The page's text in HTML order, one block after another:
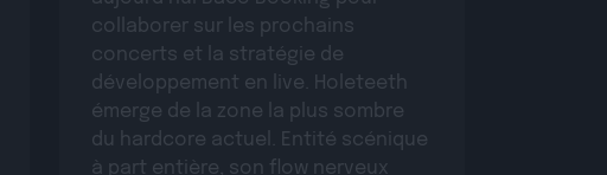
collaborer sur les prochains
concerts et la stratégie de
développement en live. Holeteeth
émerge de la zone la plus sombre
du hardcore actuel. Entité scénique
à part entière, son flow nerveux